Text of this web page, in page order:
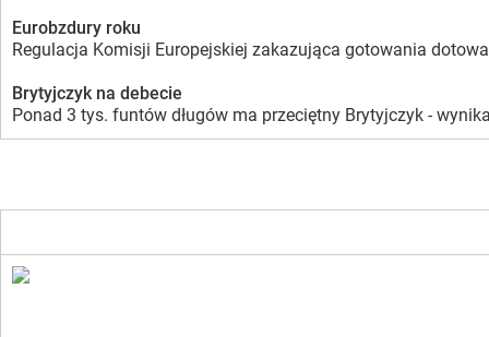
Eurobzdury roku
Regulacja Komisji Europejskiej zakazująca gotowania
Brytyjczyk na debecie
Ponad 3 tys. funtów długów ma przeciętny Brytyjczyk -